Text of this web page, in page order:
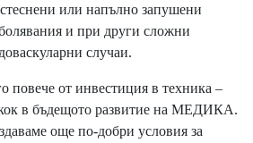
или напълно запушени
и при други сложни
случаи.
повече от инвестиция в техника –
в бъдещото развитие на МЕДИКА.
още по-добри условия за